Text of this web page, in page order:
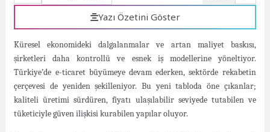
Yazı Özetini Göster
Küresel ekonomideki dalgalanmalar ve artan maliyet baskısı,
şirketleri daha kontrollü ve esnek iş modellerine yöneltiyor.
Türkiye’de e-ticaret büyümeye devam ederken, sektörde rekabetin
çerçevesi de yeniden şekilleniyor. Bu yeni tabloda öne çıkanlar;
kaliteli üretimi sürdüren, fiyatı ulaşılabilir seviyede tutabilen ve
tüketiciyle güven ilişkisi kurabilen yapılar oluyor.